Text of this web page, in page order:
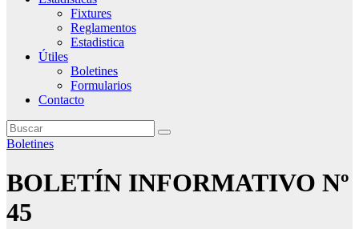
Fixtures
Reglamentos
Estadistica
Útiles
Boletines
Formularios
Contacto
Boletines
BOLETÍN INFORMATIVO Nº
45